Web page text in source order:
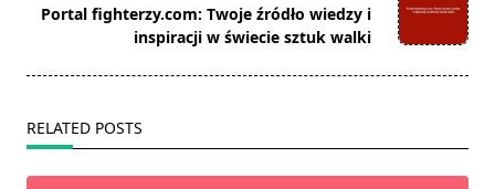
text">Page</span>
Portal fighterzy.com: Twoje źródło wiedzy i
inspiracji w świecie sztuk walki
RELATED POSTS